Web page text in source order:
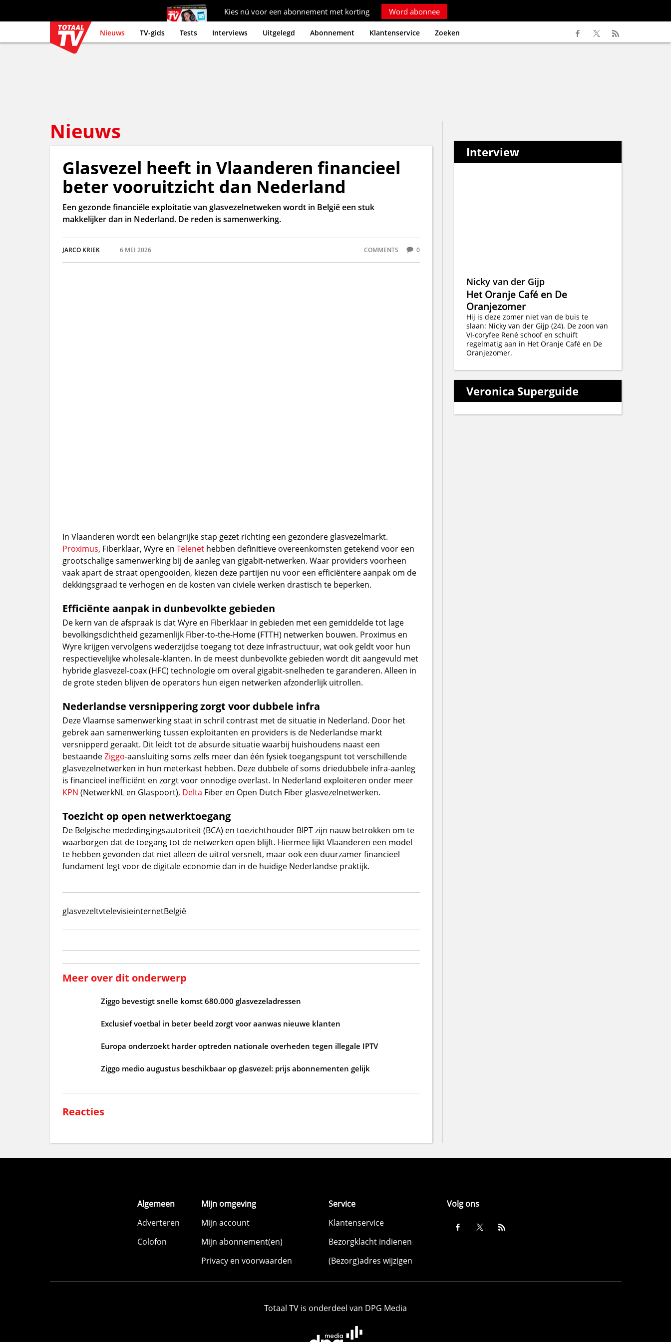
Kies nú voor een abonnement met korting Word abonnee
Nieuws TV-gids Tests Interviews Uitgelegd Abonnement Klantenservice Zoeken
Nieuws
Glasvezel heeft in Vlaanderen financieel
beter vooruitzicht dan Nederland
Een gezonde financiële exploitatie van glasvezelnetweken wordt in België een stuk
makkelijker dan in Nederland. De reden is samenwerking.
JARCO KRIEK 6 MEI 2026 COMMENTS 0
In Vlaanderen wordt een belangrijke stap gezet richting een gezondere glasvezelmarkt.
Proximus, Fiberklaar, Wyre en Telenet hebben definitieve overeenkomsten getekend voor een
grootschalige samenwerking bij de aanleg van gigabit-netwerken. Waar providers voorheen
vaak apart de straat opengooiden, kiezen deze partijen nu voor een efficiëntere aanpak om de
dekkingsgraad te verhogen en de kosten van civiele werken drastisch te beperken.
Efficiënte aanpak in dunbevolkte gebieden
De kern van de afspraak is dat Wyre en Fiberklaar in gebieden met een gemiddelde tot lage
bevolkingsdichtheid gezamenlijk Fiber-to-the-Home (FTTH) netwerken bouwen. Proximus en
Wyre krijgen vervolgens wederzijdse toegang tot deze infrastructuur, wat ook geldt voor hun
respectievelijke wholesale-klanten. In de meest dunbevolkte gebieden wordt dit aangevuld met
hybride glasvezel-coax (HFC) technologie om overal gigabit-snelheden te garanderen. Alleen in
de grote steden blijven de operators hun eigen netwerken afzonderlijk uitrollen.
Nederlandse versnippering zorgt voor dubbele infra
Deze Vlaamse samenwerking staat in schril contrast met de situatie in Nederland. Door het
gebrek aan samenwerking tussen exploitanten en providers is de Nederlandse markt
versnipperd geraakt. Dit leidt tot de absurde situatie waarbij huishoudens naast een
bestaandeZiggo-aansluiting soms zelfs meer dan één fysiek toegangspunt tot verschillende
glasvezelnetwerken in hun meterkast hebben. Deze dubbele of soms driedubbele infra-aanleg
is financieel inefficiënt en zorgt voor onnodige overlast. In Nederland exploiteren onder meer
KPN (NetwerkNL en Glaspoort), Delta Fiber en Open Dutch Fiber glasvezelnetwerken.
Toezicht op open netwerktoegang
De Belgische mededingingsautoriteit (BCA) en toezichthouder BIPT zijn nauw betrokken om te
waarborgen dat de toegang tot de netwerken open blijft. Hiermee lijkt Vlaanderen een model
te hebben gevonden dat niet alleen de uitrol versnelt, maar ook een duurzamer financieel
fundament legt voor de digitale economie dan in de huidige Nederlandse praktijk.
glasvezeltvtelevisieinternetBelgië
Meer over dit onderwerp
Ziggo bevestigt snelle komst 680.000 glasvezeladressen
Exclusief voetbal in beter beeld zorgt voor aanwas nieuwe klanten
Europa onderzoekt harder optreden nationale overheden tegen illegale IPTV
Ziggo medio augustus beschikbaar op glasvezel: prijs abonnementen gelijk
Reacties
Interview
Nicky van der Gijp
Het Oranje Café en De
Oranjezomer
Hij is deze zomer niet van de buis te
slaan: Nicky van der Gijp (24). De zoon van
VI-coryfee René schoof en schuift
regelmatig aan in Het Oranje Café en De
Oranjezomer.
Veronica Superguide
Algemeen
Adverteren
Colofon
Mijn omgeving
Mijn account
Mijn abonnement(en)
Privacy en voorwaarden
Service
Klantenservice
Bezorgklacht indienen
(Bezorg)adres wijzigen
Volg ons
Totaal TV is onderdeel van DPG Media